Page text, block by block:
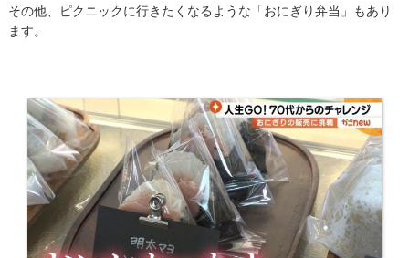
その他、ピクニックに行きたくなるような「おにぎり弁当」もあり
ます。